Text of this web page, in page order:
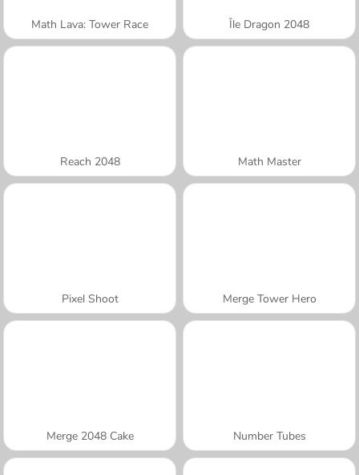
Math Lava: Tower Race Île Dragon 2048
Reach 2048 Math Master
Pixel Shoot Merge Tower Hero
Merge 2048 Cake Number Tubes